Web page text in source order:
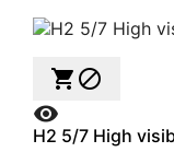
 

H2 5/7 High